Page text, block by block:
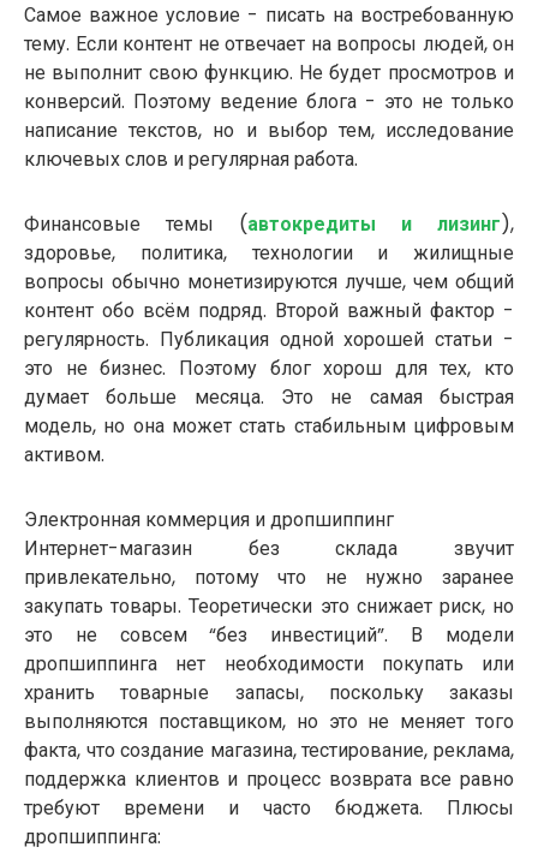
Самое важное условие - писать на востребованную
тему. Если контент не отвечает на вопросы людей, он
не выполнит свою функцию. Не будет просмотров и
конверсий. Поэтому ведение блога - это не только
написание текстов, но и выбор тем, исследование
ключевых слов и регулярная работа.
Финансовые темы (автокредиты и лизинг),
здоровье, политика, технологии и жилищные
вопросы обычно монетизируются лучше, чем общий
контент обо всём подряд. Второй важный фактор -
регулярность. Публикация одной хорошей статьи -
это не бизнес. Поэтому блог хорош для тех, кто
думает больше месяца. Это не самая быстрая
модель, но она может стать стабильным цифровым
активом.
Электронная коммерция и дропшиппинг
Интернет-магазин без склада звучит
привлекательно, потому что не нужно заранее
закупать товары. Теоретически это снижает риск, но
это не совсем “без инвестиций”. В модели
дропшиппинга нет необходимости покупать или
хранить товарные запасы, поскольку заказы
выполняются поставщиком, но это не меняет того
факта, что создание магазина, тестирование, реклама,
поддержка клиентов и процесс возврата все равно
требуют времени и часто бюджета. Плюсы
дропшиппинга: